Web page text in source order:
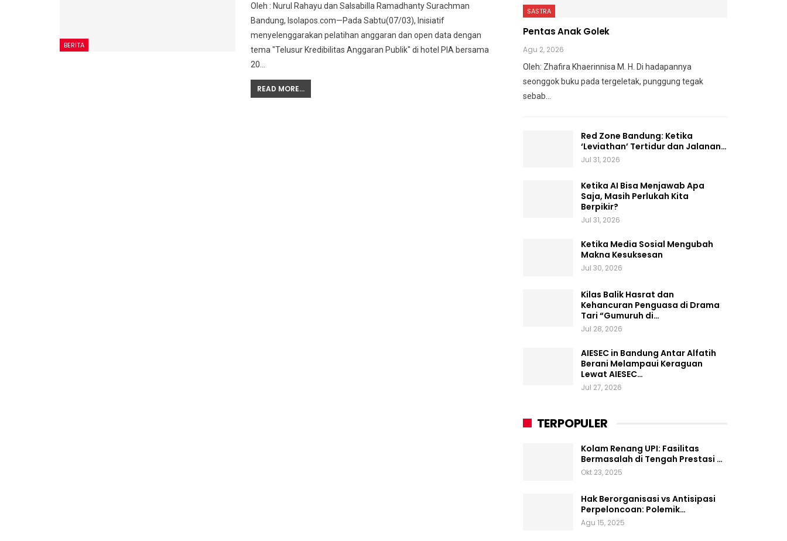
BERITA
Oleh : Nurul Rahayu dan Salsabilla Ramadhanty Surachman
Bandung, Isolapos.com—Pada Sabtu(07/03), Inisiatif
menyelenggarakan pelatihan anggaran dan open data dengan
tema "Telusur Kredibilitas Anggaran Publik" di hotel PIA bersama
20…
READ MORE...
SASTRA
Pentas Anak Golek
Agu 2, 2026
Oleh: Zhafira Khaerinnisa M. H.
Di hadapannya
seonggok buku pada tergeletak, punggung tegak
sebab
Red Zone Bandung: Ketika
‘Leviathan’ Tertidur dan Jalanan…
Jul 31, 2026
Ketika AI Bisa Menjawab Apa
Saja, Masih Perlukah Kita
Berpikir?
Jul 31, 2026
Ketika Media Sosial Mengubah
Makna Kesuksesan
Jul 30, 2026
Kilas Balik Hasrat dan
Kehancuran Penguasa di Drama
Tari “Gumuruh di…
Jul 28, 2026
AIESEC in Bandung Antar Alfatih
Berani Melampaui Keraguan
Lewat AIESEC…
Jul 27, 2026
TERPOPULER
Kolam Renang UPI: Fasilitas
Bermasalah di Tengah Prestasi …
Okt 23, 2025
Hak Berorganisasi vs Antisipasi
Perpeloncoan: Polemik…
Agu 15, 2025